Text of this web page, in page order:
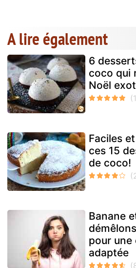
A lire également
6
coco qui
Noël
Faciles
ces 15
de coco!
Banane
pour une
adaptée